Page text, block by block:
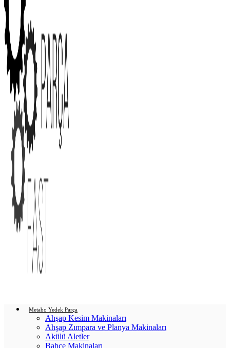
Metabo Yedek Parça
Ahşap Kesim Makinaları
Ahşap Zımpara ve Planya Makinaları
Akülü Aletler
Bahçe Makinaları